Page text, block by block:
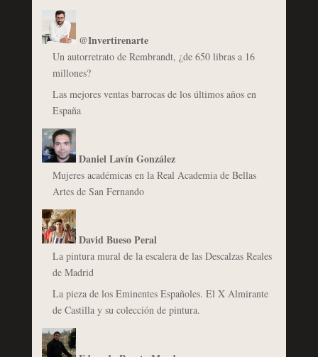
@Invertirenarte
Un autorretrato de Rembrandt, ¿de 650 libras a 16
millones?
Las mejores ventas barrocas de los últimos años en
España
Daniel Lavín González
Mujeres académicas en la Real Academia de Bellas
Artes de San Fernando
David Bueso Peral
La pintura mural de la escalera de las Descalzas Reales
de Madrid
La pieza de los Eminentes Españoles. El X Almirante
de Castilla y su colección de pintura.